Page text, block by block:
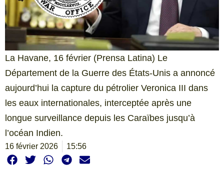
La Havane, 16 février (Prensa Latina) Le
Département de la Guerre des États-Unis a annoncé
aujourd’hui la capture du pétrolier Veronica III dans
les eaux internationales, interceptée après une
longue surveillance depuis les Caraïbes jusqu’à
l’océan Indien.
16 février 2026 15:56